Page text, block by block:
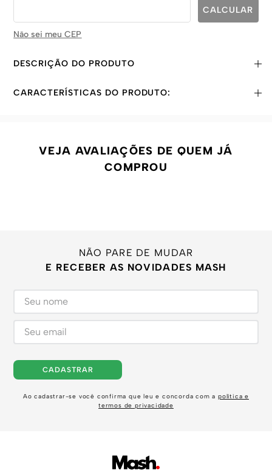
Não sei meu CEP
DESCRIÇÃO DO PRODUTO
CARACTERÍSTICAS DO PRODUTO:
VEJA AVALIAÇÕES DE QUEM JÁ
COMPROU
NÃO PARE DE MUDAR
E RECEBER AS NOVIDADES MASH
CADASTRAR
Ao cadastrar-se você confirma que leu e concorda com a política e
termos de privacidade